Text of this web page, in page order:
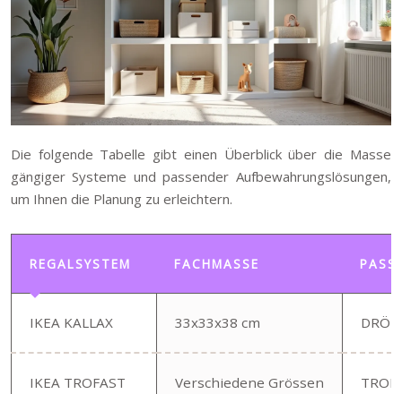
Die folgende Tabelle gibt einen Überblick über die Masse
gängiger Systeme und passender Aufbewahrungslösungen,
um Ihnen die Planung zu erleichtern.
REGALSYSTEM FACHMASSE
IKEA KALLAX 33x33x38 cm
IKEA TROFAST Verschiedene Grössen